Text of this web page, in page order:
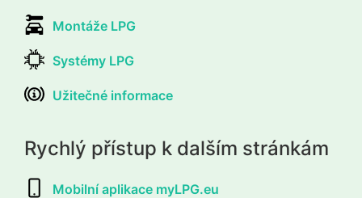
Montáže LPG
Systémy LPG
Užitečné informace
Rychlý přístup k dalším stránkám
Mobilní aplikace myLPG.eu